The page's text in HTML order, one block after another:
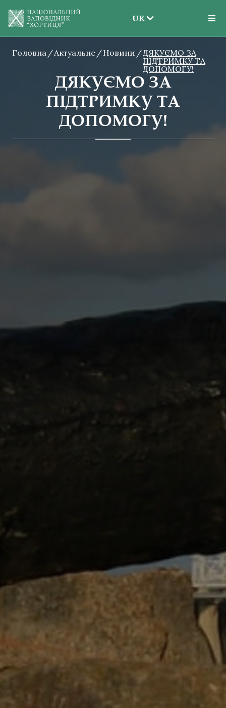
UK
EN
UK
Головна Актуальне Новини
ДЯКУЄМО ЗА
ПІДТРИМКУ ТА
ДОПОМОГУ!
ДЯКУЄМО ЗА
ПІДТРИМКУ ТА
ДОПОМОГУ!